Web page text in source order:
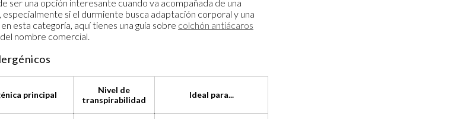
ser una opción interesante cuando va acompañada de una
si el durmiente busca adaptación corporal y una
esta categoría, aquí tienes una guía sobre colchón antiácaros
nombre comercial.
principal
Nivel de
transpirabilidad
Ideal para...